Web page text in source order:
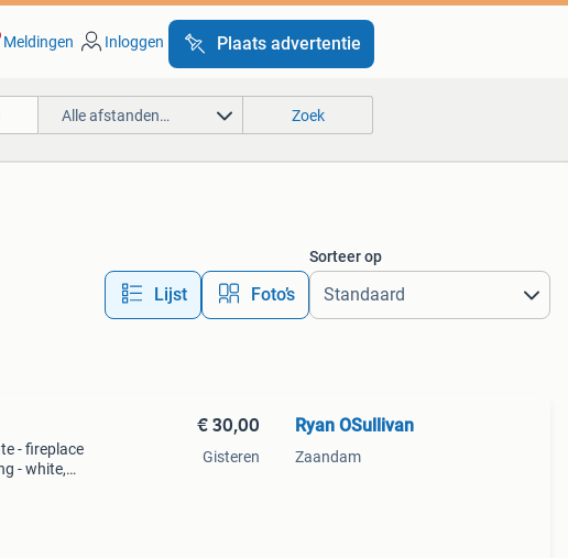
Meldingen Inloggen Plaats advertentie
Alle afstanden… Zoek
Lijst Foto’s
Sorteer op
- fireplace
- white,
€ 30,00
Gisteren
Ryan OSullivan
Zaandam